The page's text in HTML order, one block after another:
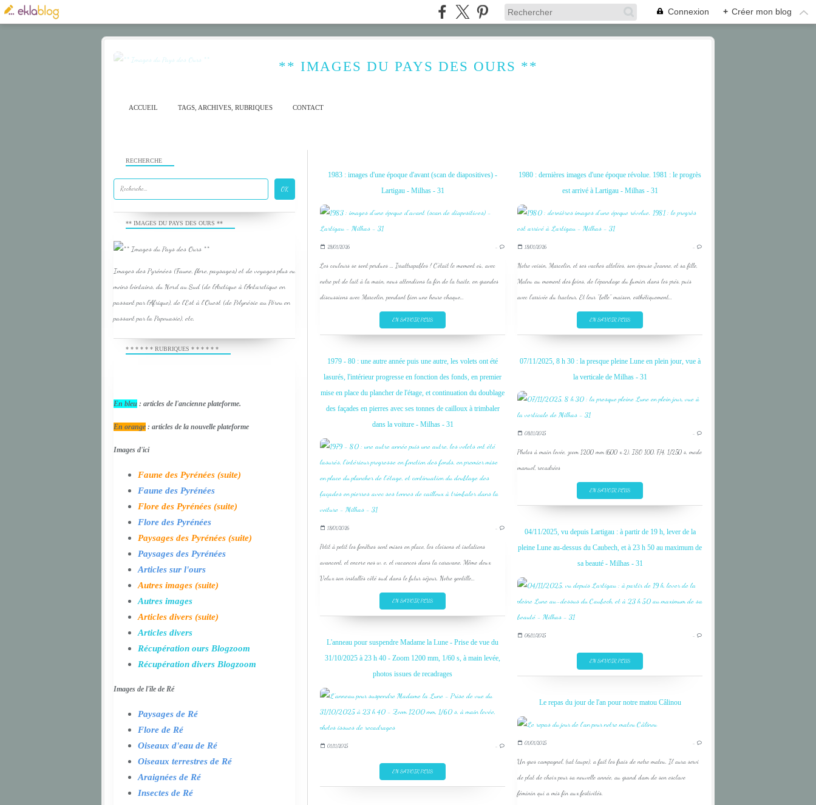
Connexion + Créer mon blog
** IMAGES DU PAYS DES OURS **
ACCUEIL TAGS, ARCHIVES, RUBRIQUES CONTACT
1983 : images d'une époque d'avant (scan de diapositives) -
Lartigau - Milhas - 31
28/01/2026 …
Les couleurs se sont perdues ... Irrattrapables ! C'était le moment où, avec
notre pot de lait à la main, nous attendions la fin de la traite, en grandes
discussions avec Marcelin, pendant bien une heure chaque...
EN SAVOIR PLUS
1980 : dernières images d'une époque révolue. 1981 : le progrès
est arrivé à Lartigau - Milhas - 31
18/01/2026 …
Notre voisin, Marcelin, et ses vaches attelées, son épouse Jeanne, et sa fille,
Malou au moment des foins, de l'épandage du fumier dans les prés, puis
avec l'arrivée du tracteur. Et leur "belle" maison, esthétiquement...
EN SAVOIR PLUS
1979 - 80 : une autre année puis une autre, les volets ont été
lasurés, l'intérieur progresse en fonction des fonds, en premier
mise en place du plancher de l'étage, et continuation du doublage
des façades en pierres avec ses tonnes de cailloux à trimbaler
dans la voiture - Milhas - 31
18/01/2026 …
Petit à petit les fenêtres sont mises en place, les cloisons et isolations
avancent, et encore nos w. e. et vacances dans la caravane. Même deux
Velux son installés côté sud dans le futur séjour. Notre gentille...
EN SAVOIR PLUS
07/11/2025, 8 h 30 : la presque pleine Lune en plein jour, vue à
la verticale de Milhas - 31
08/11/2025 …
Photos à main levée, zoom 1200 mm (600 x 2), ISO 100, F/4, 1/250 s, mode
manuel, recadrées
EN SAVOIR PLUS
04/11/2025, vu depuis Lartigau : à partir de 19 h, lever de la
pleine Lune au-dessus du Caubech, et à 23 h 50 au maximum de
sa beauté - Milhas - 31
06/11/2025 …
EN SAVOIR PLUS
L'anneau pour suspendre Madame la Lune - Prise de vue du
31/10/2025 à 23 h 40 - Zoom 1200 mm, 1/60 s, à main levée,
photos issues de recadrages
01/11/2025 …
EN SAVOIR PLUS
Le repas du jour de l'an pour notre matou Câlinou
01/01/2025 …
Un gros campagnol, (rat taupe), a fait les frais de notre matou. Il aura servi
de plat de choix pour sa nouvelle année, au grand dam de son esclave
féminin qui a mis fin aux festivités.
RECHERCHE
** IMAGES DU PAYS DES OURS **
Images des Pyrénées (Faune, flore, paysages) et de voyages plus ou
moins lointains, du Nord au Sud (de l'Arctique à l'Antarctique en
passant par l'Afrique), de l'Est à l'Ouest (de Polynésie au Pérou en
passant par la Papouasie), etc.
* * * * * * RUBRIQUES * * * * * *
En bleu : articles de l'ancienne plateforme.
En orange : articles de la nouvelle plateforme
Images d'ici
Faune des Pyrénées (suite)
Faune des Pyrénées
Flore des Pyrénées (suite)
Flore des Pyrénées
Paysages des Pyrénées (suite)
Paysages des Pyrénées
Articles sur l'ours
Autres images (suite)
Autres images
Articles divers (suite)
Articles divers
Récupération ours Blogzoom
Récupération divers Blogzoom
Images de l'île de Ré
Paysages de Ré
Flore de Ré
Oiseaux d'eau de Ré
Oiseaux terrestres de Ré
Araignées de Ré
Insectes de Ré